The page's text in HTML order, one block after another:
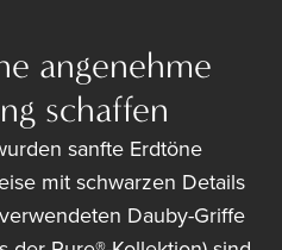
angenehme
schaffen
sanfte Erdtöne
mit schwarzen Details
Dauby-Griffe